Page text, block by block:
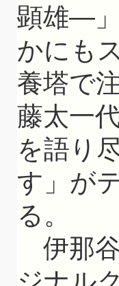
顕雄—
かにも
養塔で
藤太一
を語り
す」が
る。
伊那谷